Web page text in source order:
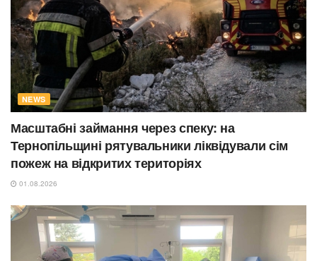
NEWS
Масштабні займання через спеку: на
Тернопільщині рятувальники ліквідували сім
пожеж на відкритих територіях
01.08.2026